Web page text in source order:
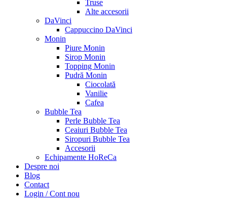
Truse
Alte accesorii
DaVinci
Cappuccino DaVinci
Monin
Piure Monin
Sirop Monin
Topping Monin
Pudră Monin
Ciocolată
Vanilie
Cafea
Bubble Tea
Perle Bubble Tea
Ceaiuri Bubble Tea
Siropuri Bubble Tea
Accesorii
Echipamente HoReCa
Despre noi
Blog
Contact
Login / Cont nou